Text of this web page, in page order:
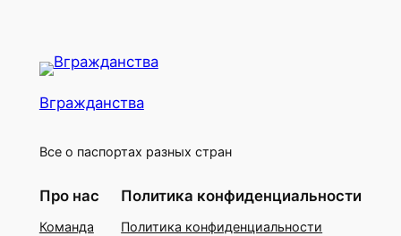
Вгражданства
Все о паспортах разных стран
Про нас
Команда
Политика конфиденциальности
Политика конфиденциальности